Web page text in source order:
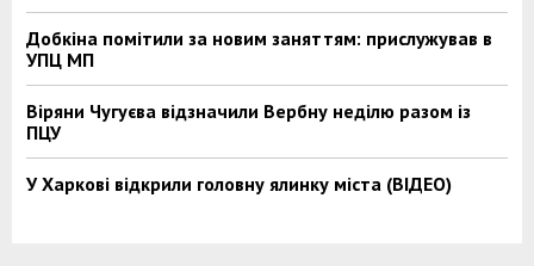
Добкіна помітили за новим заняттям: прислужував в
УПЦ МП
Віряни Чугуєва відзначили Вербну неділю разом із
ПЦУ
У Харкові відкрили головну ялинку міста (ВІДЕО)